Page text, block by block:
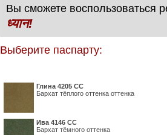
Вы сможете воспользоваться
ध्यान!
Выберите паспарту:
Глина 4205 СС
Бархат тёплого оттенка оттенка
Ива 4146 СС
Бархат тёмного оттенка